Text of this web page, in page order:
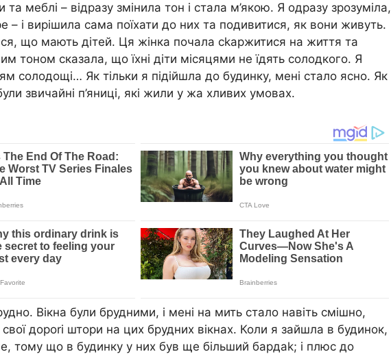
меблі – відразу змінила тон і стала м’якою. Я одразу зрозуміла,
– і вирішила сама поїхати до них та подивитися, як вони живуть.
що мають дітей. Ця жінка почала сkаржитися на життя та
тоном сказала, що їхні діти місяцями не їдять солодкого. Я
солодощі… Як тільки я підійшла до будинку, мені стало ясно. Як
звичайні п’яниці, які жили у жа хливих умовах.
Вікна були брудними, і мені на мить стало навіть смішно,
дороrі штори на цих брудних вікнах. Коли я зайшла в будинок,
тому що в будинку у них був ще більший бардаk; і плюс до